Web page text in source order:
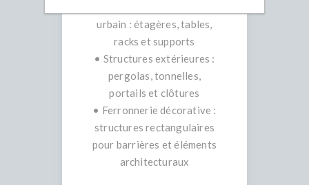
urbain : étagères, tables,
racks et supports
• Structures extérieures :
pergolas, tonnelles,
portails et clôtures
• Ferronnerie décorative :
structures rectangulaires
pour barrières et éléments
architecturaux